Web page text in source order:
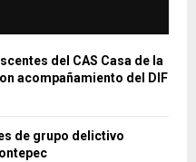
del CAS Casa de la
acompañamiento del DIF
de grupo delictivo